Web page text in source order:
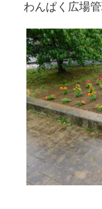
わんぱく広場